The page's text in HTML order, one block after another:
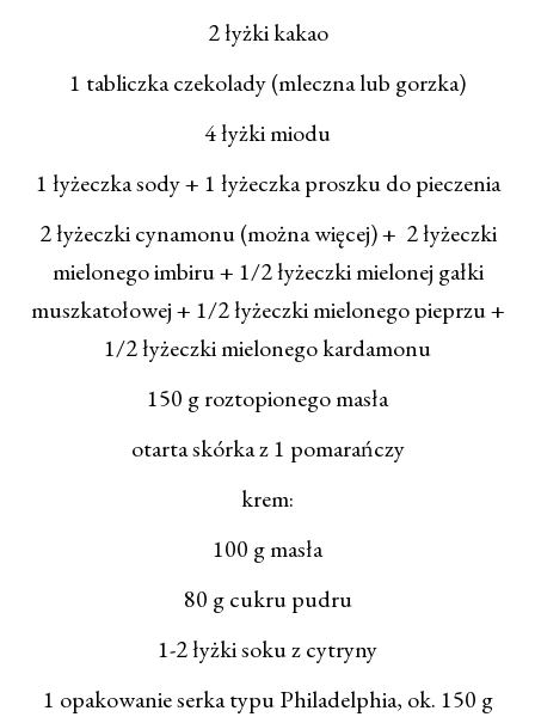
2 łyżki kakao
1 tabliczka czekolady (mleczna lub gorzka)
4 łyżki miodu
1 łyżeczka sody + 1 łyżeczka proszku do pieczenia
2 łyżeczki cynamonu (można więcej) + 2 łyżeczki
mielonego imbiru + 1/2 łyżeczki mielonej gałki
muszkatołowej + 1/2 łyżeczki mielonego pieprzu +
1/2 łyżeczki mielonego kardamonu
150 g roztopionego masła
otarta skórka z 1 pomarańczy
krem:
100 g masła
80 g cukru pudru
1-2 łyżki soku z cytryny
1 opakowanie serka typu Philadelphia, ok. 150 g